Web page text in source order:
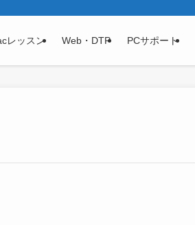
レッスン Web・DTP PCサポート